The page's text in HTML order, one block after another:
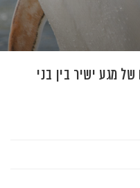
מגע ישיר בין בני